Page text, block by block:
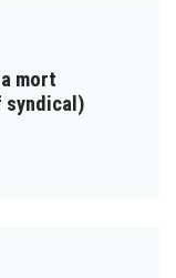
mort
syndical)